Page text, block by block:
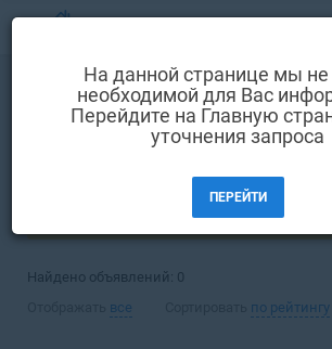
Выбрать язык
Вход и регистрация
Комментарии к объявления
Как добавить объявление
Покупка Квартира
ФИЛЬТРЫ (1)
Найдено объявлений: 0
все по рейтингу
На данной странице мы
необходимой для Вас
Перейдите на Главную
уточнения запроса
ПЕРЕЙТИ